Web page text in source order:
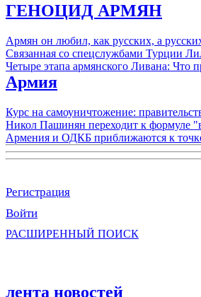
ГЕНОЦИД АРМЯН
Армян он любил, как русских, а
Связанная со спецслужбами Турции
Четыре этапа армянского Ливана: Что
Армия
Курс на самоуничтожение:
Никол Пашинян переходит к формуле
Армения и ОДКБ приближаются к
Регистрация
Войти
РАСШИРЕННЫЙ ПОИСК
лента новостей